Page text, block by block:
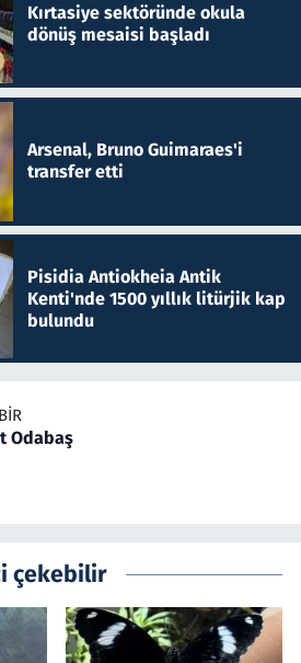
Kırtasiye sektöründe okula
dönüş mesaisi başladı
Arsenal, Bruno Guimaraes'i
transfer etti
Pisidia Antiokheia Antik
Kenti'nde 1500 yıllık litürjik kap
bulundu
Odabaş
çekebilir